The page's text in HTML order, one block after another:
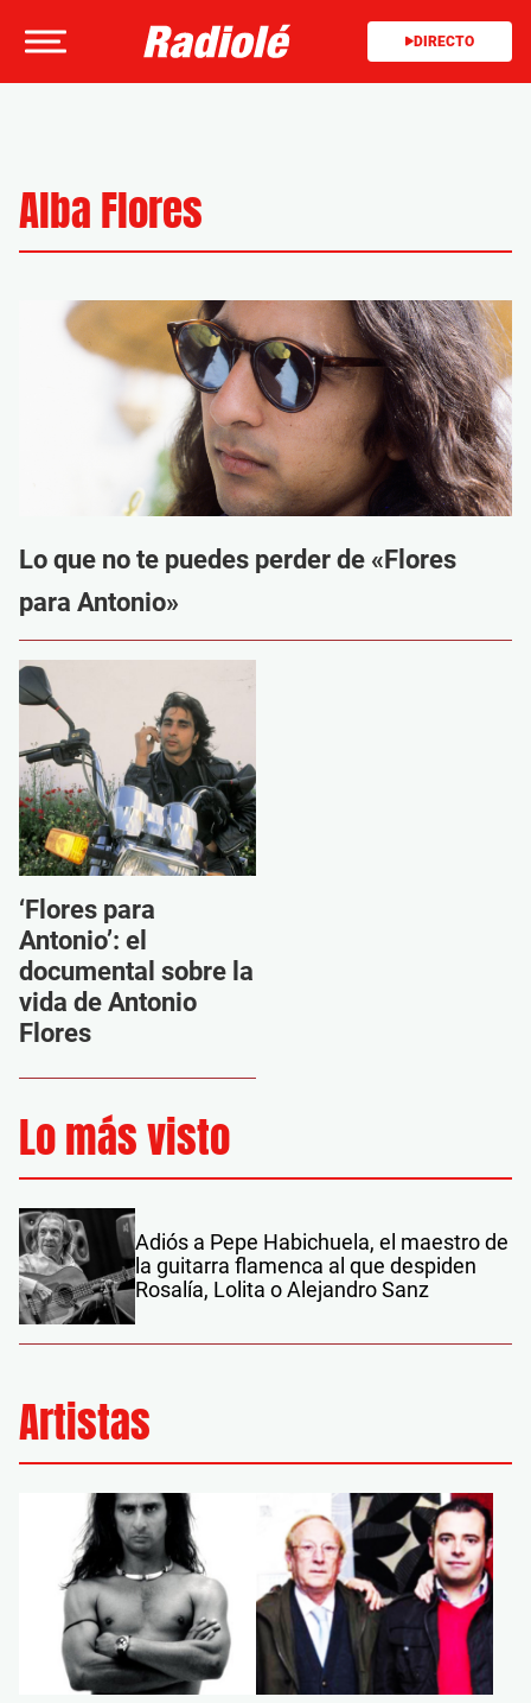
DIRECTO
Alba Flores
Lo que no te puedes perder de «Flores
para Antonio»
‘Flores para
Antonio’: el
documental sobre la
vida de Antonio
Flores
Lo más visto
Adiós a Pepe Habichuela, el maestro de
la guitarra flamenca al que despiden
Rosalía, Lolita o Alejandro Sanz
Artistas